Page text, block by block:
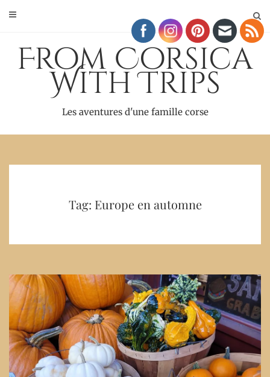
From Corsica
With Trips
Les aventures d'une famille corse
Tag: Europe en automne